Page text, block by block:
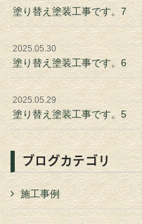
塗り替え塗装工事です。7
2025.05.30
塗り替え塗装工事です。6
2025.05.29
塗り替え塗装工事です。5
ブログカテゴリ
施工事例